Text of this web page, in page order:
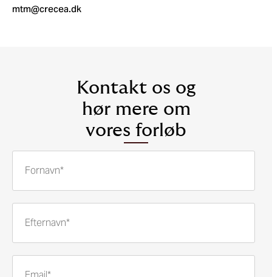
mtm@crecea.dk
Kontakt os og
hør mere om
vores forløb